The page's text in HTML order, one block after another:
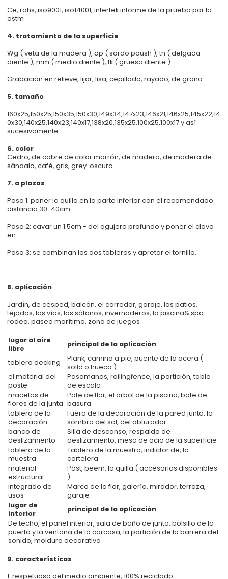
Ce, rohs, iso9001, iso14001, intertek informe de la prueba por la
astm
4. tratamiento de la superficie
Wg ( veta de la madera ), dp ( sordo poush ), tn ( delgada
diente ), mm ( medio diente ), tk ( gruesa diente )
Grabación en relieve, lijar, lisa, cepillado, rayado, de grano
5. tamaño
160x25,150x25,150x35,150x30,149x34,147x23,146x21,146x25,145x22,14
0x30,140x25,140x23,140x17,138x20,135x25,100x25,100x17 y así
sucesivamente.
6. color
Cedro, de cobre de color marrón, de madera, de madera de
sándalo, café, gris, grey oscuro
7. a plazos
Paso 1: poner la quilla en la parte inferior con el recomendado
distancia 30-40cm
Paso 2: cavar un 1.5cm - del agujero profundo y poner el clavo
en.
Paso 3: se combinan los dos tableros y apretar el tornillo.
8. aplicación
Jardín, de césped, balcón, el corredor, garaje, los patios,
tejados, las vías, los sótanos, invernaderos, la piscina& spa
rodea, paseo marítimo, zona de juegos
lugar al aire
libre
principal de la aplicación
tablero decking
Plank, camino a pie, puente de la acera (
soild o hueco )
el material del
poste
Pasamanos, railingfence, la partición, tabla
de escala
macetas de
flores de la junta
Pote de flor, el árbol de la piscina, bote de
basura
tablero de la
decoración
Fuera de la decoración de la pared junta, la
sombra del sol, del obturador
banco de
deslizamiento
Silla de descanso, respaldo de
deslizamiento, mesa de ocio de la superficie
tablero de la
muestra
Tablero de la muestra, indictor de, la
cartelera
material
estructural
Post, beem, la quilla ( accesorios disponibles
)
integrado de
usos
Marco de la flor, galería, mirador, terraza,
garaje
lugar de
interior
principal de la aplicación
De techo, el panel interior, sala de baño de junta, bolsillo de la
puerta y la ventana de la carcasa, la partición de la barrera del
sonido, moldura decorativa
9. características
1. respetuoso del medio ambiente, 100% reciclado.